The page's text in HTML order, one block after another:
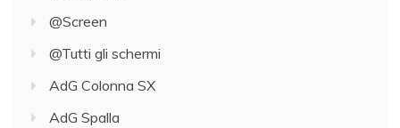
@Screen
@Tutti gli schermi
AdG Colonna SX
AdG Spalla